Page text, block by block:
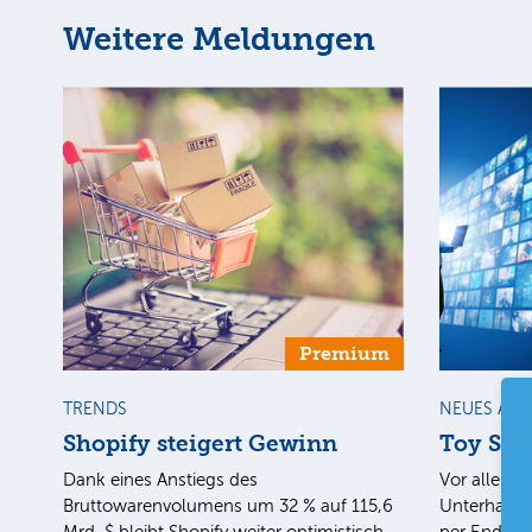
Weitere Meldungen
Premium
TRENDS
Shopify steigert Gewinn
Dank eines Anstiegs des
Bruttowarenvolumens um 32 % auf 115,6
NEUES
Toy
Vor allem